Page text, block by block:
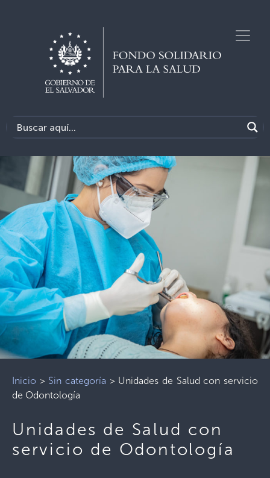
Inicio > Sin categoría > Unidades de Salud con servicio
de Odontología
Unidades de Salud con
servicio de Odontología